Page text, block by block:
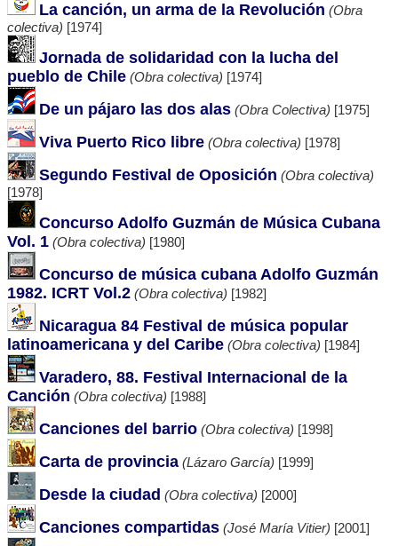
La canción, un arma de la Revolución (Obra
colectiva) [1974]
Jornada de solidaridad con la lucha del
pueblo de Chile (Obra colectiva) [1974]
De un pájaro las dos alas (Obra Colectiva) [1975]
Viva Puerto Rico libre (Obra colectiva) [1978]
Segundo Festival de Oposición (Obra colectiva)
[1978]
Concurso Adolfo Guzmán de Música Cubana
Vol. 1 (Obra colectiva) [1980]
Concurso de música cubana Adolfo Guzmán
1982. ICRT Vol.2 (Obra colectiva) [1982]
Nicaragua 84 Festival de música popular
latinoamericana y del Caribe (Obra colectiva) [1984]
Varadero, 88. Festival Internacional de la
Canción (Obra colectiva) [1988]
Canciones del barrio (Obra colectiva) [1998]
Carta de provincia (Lázaro García) [1999]
Desde la ciudad (Obra colectiva) [2000]
Canciones compartidas (José María Vitier) [2001]